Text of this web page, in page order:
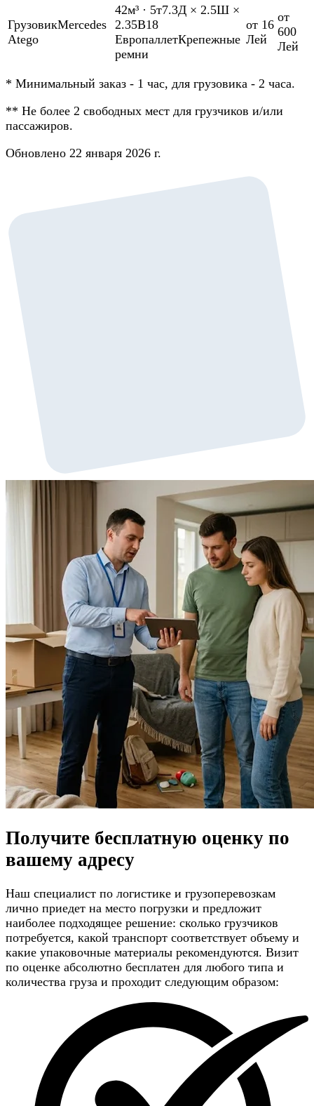
ГрузовикMercedes
Atego
42м³ · 5т7.3Д × 2.5Ш ×
2.35В18
ЕвропаллетКрепежные
ремни
от 16
Лей
от
600
Лей
* Минимальный заказ - 1 час, для грузовика - 2 часа.
** Не более 2 свободных мест для грузчиков и/или
пассажиров.
Обновлено 22 января 2026 г.
Получите бесплатную оценку по
вашему адресу
Наш специалист по логистике и грузоперевозкам
лично приедет на место погрузки и предложит
наиболее подходящее решение: сколько грузчиков
потребуется, какой транспорт соответствует объему и
какие упаковочные материалы рекомендуются. Визит
по оценке абсолютно бесплатен для любого типа и
количества груза и проходит следующим образом: